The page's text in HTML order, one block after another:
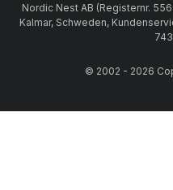
Nordic Nest AB (Registernr.
Kalmar, Schweden,
© 2002 - 2026